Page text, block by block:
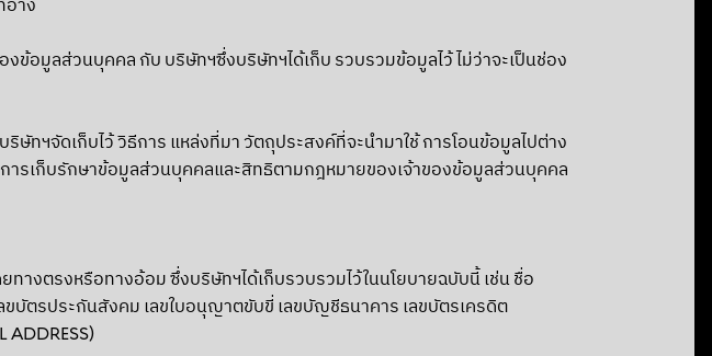
อ้าง
อมูลส่วนบุคคล กับ บริษัทฯซึ่งบริษัทฯได้เก็บ รวบรวมข้อมูลไว้ ไม่ว่าจะเป็นช่อง
ฯจัดเก็บไว้ วิธีการ แหล่งที่มา วัตถุประสงค์ที่จะนำมาใช้ การโอนข้อมูลไปต่าง
ารเก็บรักษาข้อมูลส่วนบุคคลและสิทธิตามกฎหมายของเจ้าของข้อมูลส่วนบุคคล
างตรงหรือทางอ้อม ซึ่งบริษัทฯได้เก็บรวบรวมไว้ในนโยบายฉบับนี้ เช่น ชื่อ
ขบัตรประกันสังคม เลขใบอนุญาตขับขี่ เลขบัญชีธนาคาร เลขบัตรเครดิต